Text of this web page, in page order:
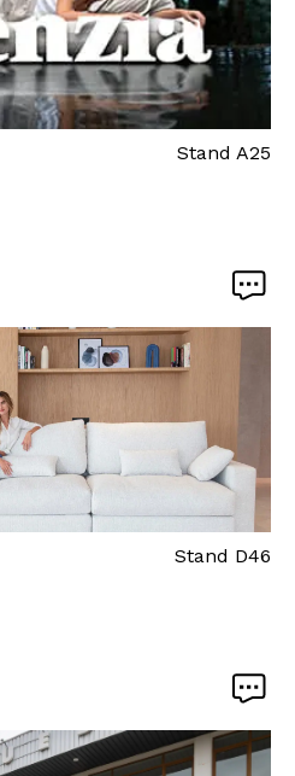
Stand A25
Stand D46